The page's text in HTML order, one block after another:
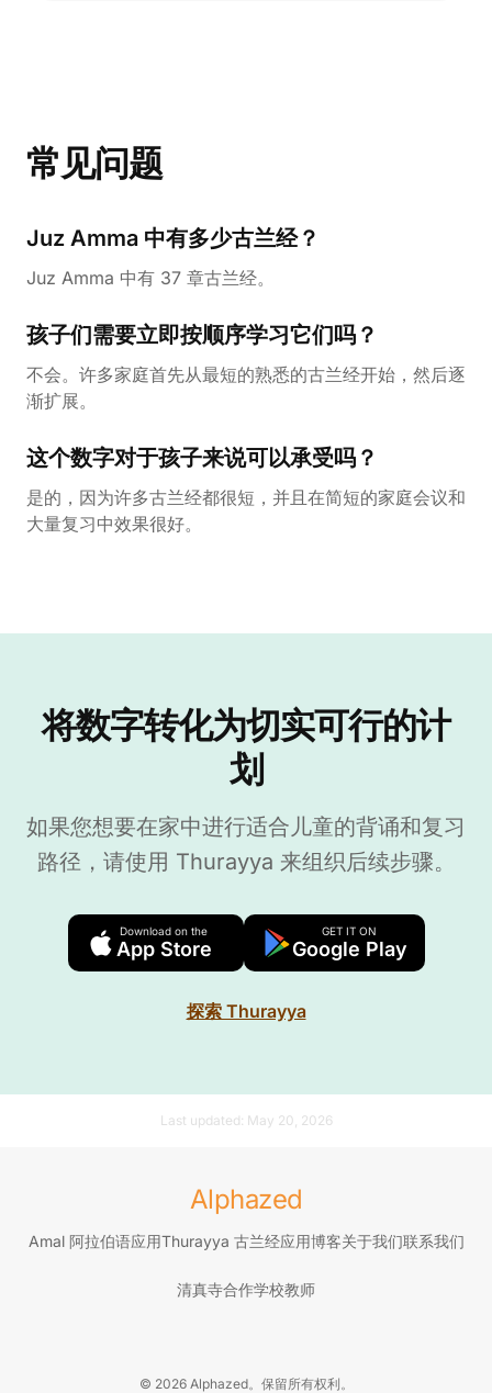
常见问题
Juz Amma 中有多少古兰经？
Juz Amma 中有 37 章古兰经。
孩子们需要立即按顺序学习它们吗？
不会。许多家庭首先从最短的熟悉的古兰经开始，然后逐
渐扩展。
这个数字对于孩子来说可以承受吗？
是的，因为许多古兰经都很短，并且在简短的家庭会议和
大量复习中效果很好。
将数字转化为切实可行的计
划
如果您想要在家中进行适合儿童的背诵和复习
路径，请使用 Thurayya 来组织后续步骤。
Download on the
App Store
GET IT ON
Google Play
探索 Thurayya
Last updated: May 20, 2026
Alphazed
Amal 阿拉伯语应用Thurayya 古兰经应用博客关于我们联系我们
清真寺合作学校教师
© 2026 Alphazed。保留所有权利。